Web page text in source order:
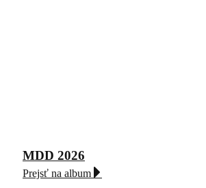
MDD 2026
Prejsť na album